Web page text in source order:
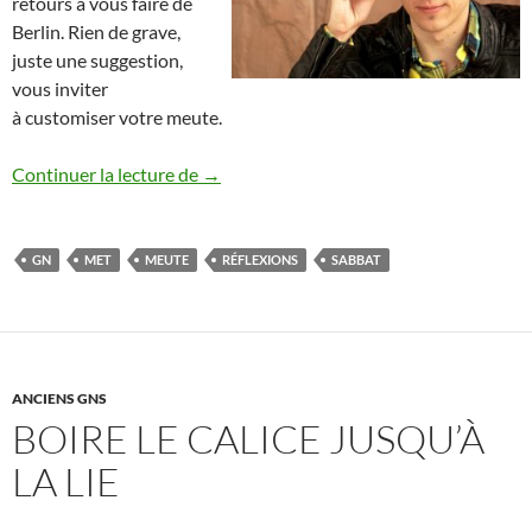
Berlin. Rien de grave,
juste une suggestion,
vous inviter
à customiser votre meute.
Continuer la lecture de Customiser sa meute, idées berlinoises
→
GN MET MEUTE RÉFLEXIONS SABBAT
ANCIENS GNS
BOIRE LE CALICE JUSQU’À
LA LIE